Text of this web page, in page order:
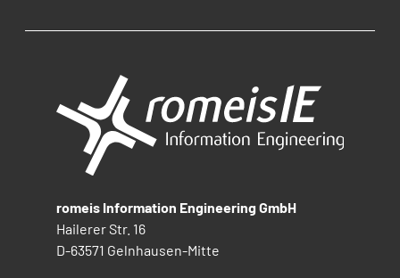
romeis Information Engineering GmbH
Hailerer Str. 16
D-63571 Gelnhausen-Mitte